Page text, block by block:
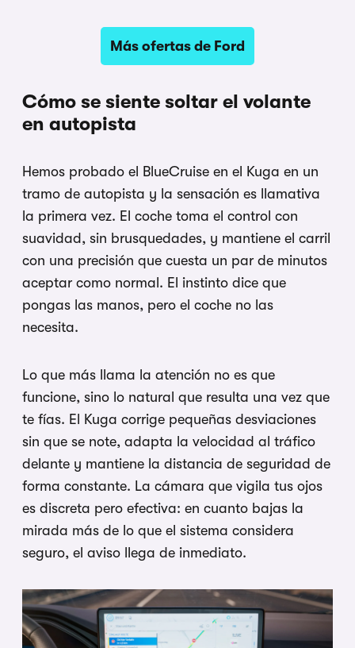
Más ofertas de Ford
Cómo se siente soltar el volante
en autopista
Hemos probado el BlueCruise en el Kuga en un
tramo de autopista y la sensación es llamativa
la primera vez. El coche toma el control con
suavidad, sin brusquedades, y mantiene el carril
con una precisión que cuesta un par de minutos
aceptar como normal. El instinto dice que
pongas las manos, pero el coche no las
necesita.
Lo que más llama la atención no es que
funcione, sino lo natural que resulta una vez que
te fías. El Kuga corrige pequeñas desviaciones
sin que se note, adapta la velocidad al tráfico
delante y mantiene la distancia de seguridad de
forma constante. La cámara que vigila tus ojos
es discreta pero efectiva: en cuanto bajas la
mirada más de lo que el sistema considera
seguro, el aviso llega de inmediato.